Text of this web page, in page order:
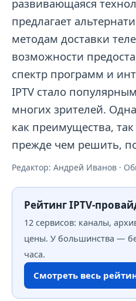
развивающаяся
предлагает
методам доставки
возможности
спектр программ и
IPTV стало
многих зрителей.
как преимущества, так
прежде чем решить,
Редактор: Андрей Иванов ·
Рейтинг IPTV-
12 сервисов: каналы,
цены. У большинства —
часа.
Смотреть весь